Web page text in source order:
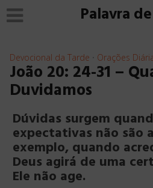
Palavra
Devocional da Tarde • Orações
João 20: 24-31 –
Duvidamos
Dúvidas surgem
expectativas não são
exemplo, quando
Deus agirá de uma
Ele não age.